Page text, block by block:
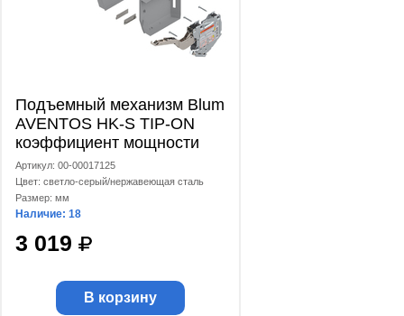
Подъемный механизм Blum
AVENTOS HK-S TIP-ON
коэффициент мощности
220-500, комплект
Артикул: 00-00017125
Цвет: светло-серый/нержавеющая сталь
Размер: мм
Наличие: 18
3 019
В корзину